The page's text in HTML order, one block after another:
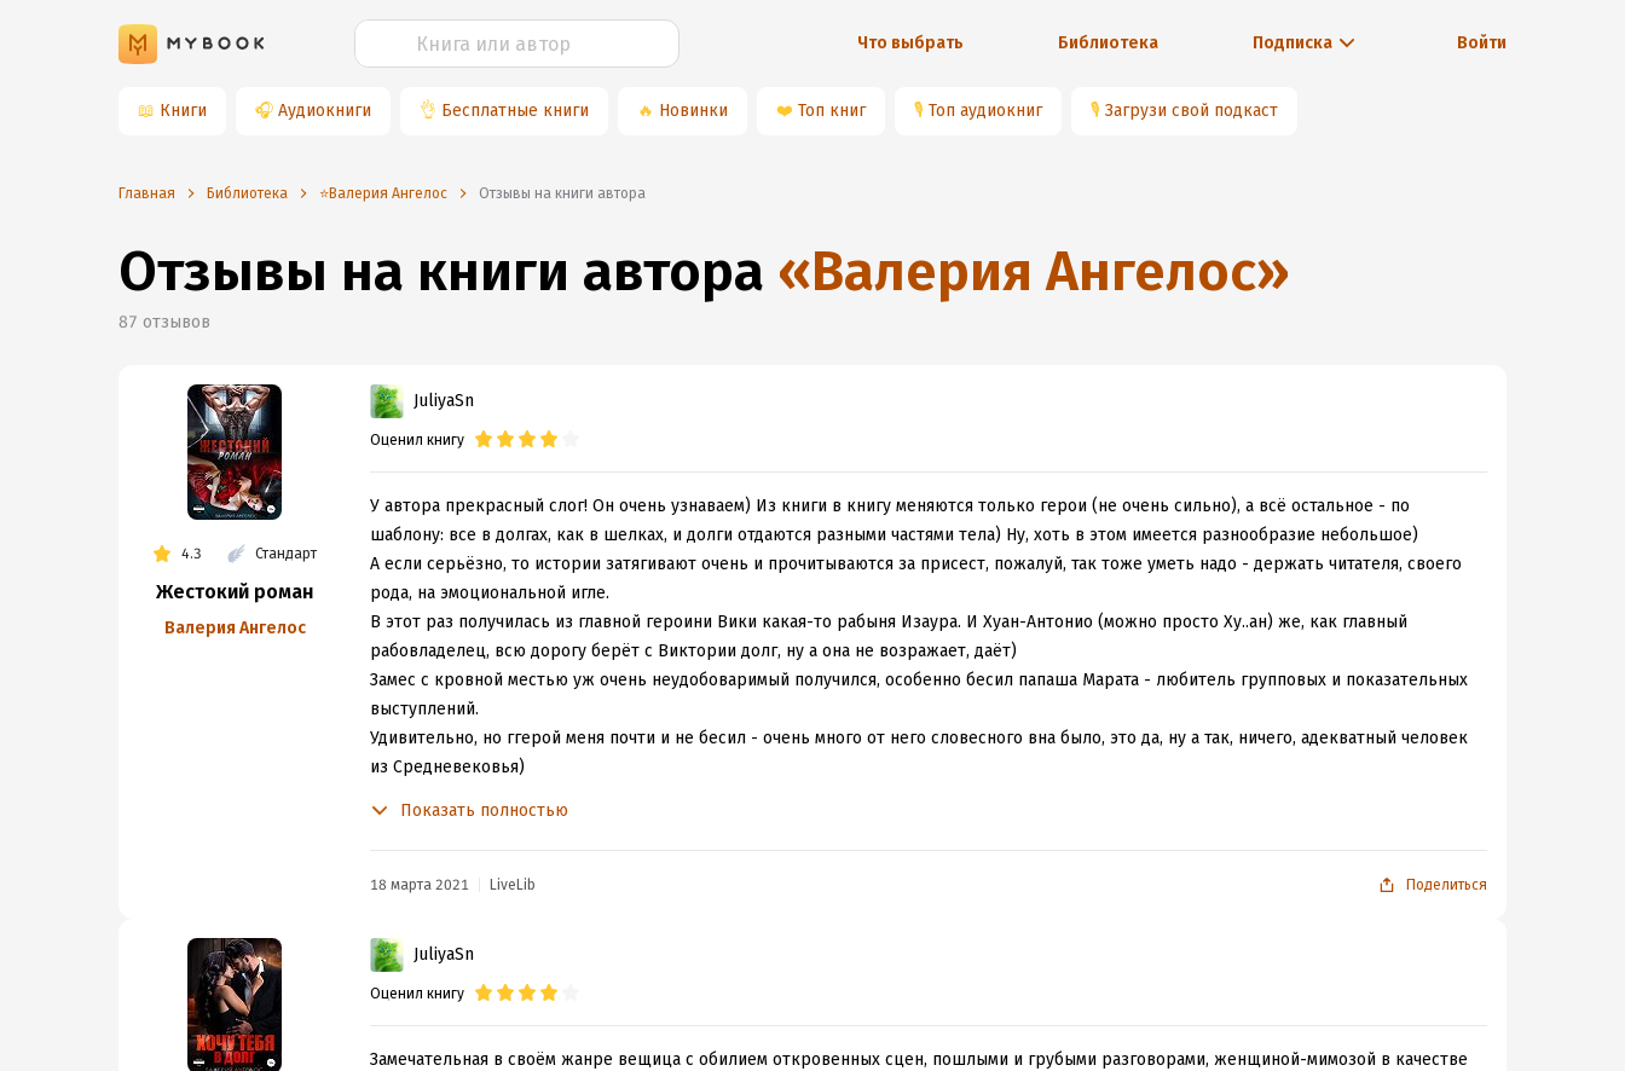
Что выбрать Библиотека Подписка Войти
📖 Книги 🎧 Аудиокниги 👌 Бесплатные книги 🔥 Новинки ❤️ Топ книг 🎙 Топ аудиокниг 🎙 Загрузи свой подкаст
Главная Библиотека ⭐️Валерия Ангелос Отзывы на книги автора
Отзывы на книги автора «Валерия Ангелос»
87 отзывов
4.3 Стандарт
Жестокий роман
Валерия Ангелос
JuliyaSn
Оценил книгу
У автора прекрасный слог! Он очень узнаваем) Из книги в книгу меняются только герои (не очень сильно), а всё остальное - по
шаблону: все в долгах, как в шелках, и долги отдаются разными частями тела) Ну, хоть в этом имеется разнообразие небольшое)
А если серьёзно, то истории затягивают очень и прочитываются за присест, пожалуй, так тоже уметь надо - держать читателя, своего
рода, на эмоциональной игле.
В этот раз получилась из главной героини Вики какая-то рабыня Изаура. И Хуан-Антонио (можно просто Ху..ан) же, как главный
рабовладелец, всю дорогу берёт с Виктории долг, ну а она не возражает, даёт)
Замес с кровной местью уж очень неудобоваримый получился, особенно бесил папаша Марата - любитель групповых и показательных
выступлений.
Удивительно, но ггерой меня почти и не бесил - очень много от него словесного вна было, это да, ну а так, ничего, адекватный человек
из Средневековья)
В общем и целом, мне понравилось и хочется ещё)
Показать полностью
18 марта 2021 LiveLib Поделиться
JuliyaSn
Оценил книгу
Замечательная в своём жанре вещица с обилием откровенных сцен, пошлыми и грубыми разговорами, женщиной-мимозой в качестве